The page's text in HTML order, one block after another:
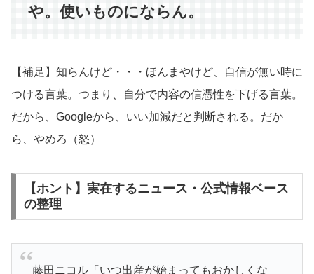
や。使いものにならん。
【補足】知らんけど・・・ほんまやけど、自信が無い時に
つける言葉。つまり、自分で内容の信憑性を下げる言葉。
だから、Googleから、いい加減だと判断される。だか
ら、やめろ（怒）
【ホント】実在するニュース・公式情報ベース
の整理
藤田ニコル「いつ出産が始まってもおかしくな